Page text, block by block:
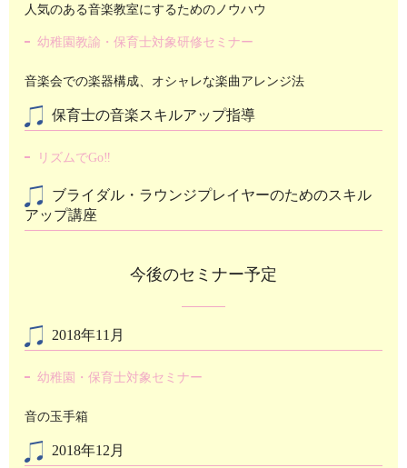
人気のある音楽教室にするためのノウハウ
幼稚園教諭・保育士対象研修セミナー
音楽会での楽器構成、オシャレな楽曲アレンジ法
保育士の音楽スキルアップ指導
リズムでGo‼️
ブライダル・ラウンジプレイヤーのためのスキル
アップ講座
今後のセミナー予定
2018年11月
幼稚園・保育士対象セミナー
音の玉手箱
2018年12月